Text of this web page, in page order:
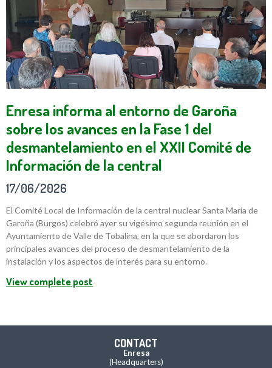
Enresa informa al entorno de Garoña
sobre los avances en la Fase 1 del
desmantelamiento en el XXII Comité de
Información de la central
17/06/2026
El Comité Local de Información de la central nuclear Santa María de
Garoña (Burgos) celebró ayer su vigésimo segunda reunión en el
Ayuntamiento de Valle de Tobalina, en la que se abordaron los
principales avances del proceso de desmantelamiento de la
instalación y los aspectos de interés para su entorno.
View complete post
CONTACT
Enresa
(Headquarters)